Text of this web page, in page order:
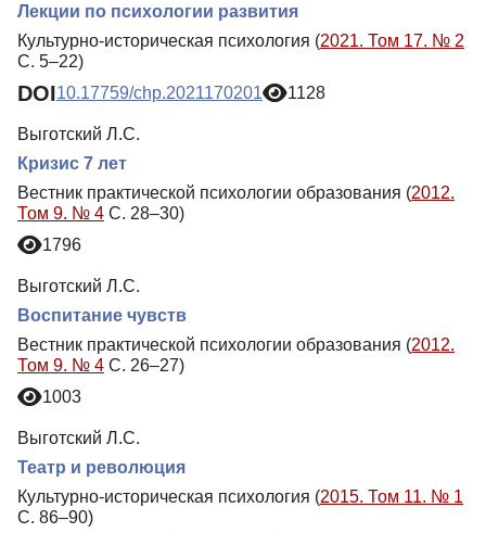
Лекции по психологии развития
Культурно-историческая психология (2021. Том 17. № 2
С. 5–22)
DOI10.17759/chp.2021170201 1128
Выготский Л.С.
Кризис 7 лет
Вестник практической психологии образования (2012.
Том 9. № 4 С. 28–30)
1796
Выготский Л.С.
Воспитание чувств
Вестник практической психологии образования (2012.
Том 9. № 4 С. 26–27)
1003
Выготский Л.С.
Театр и революция
Культурно-историческая психология (2015. Том 11. № 1
С. 86–90)